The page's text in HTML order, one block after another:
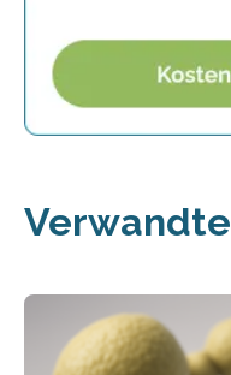
Verwandte